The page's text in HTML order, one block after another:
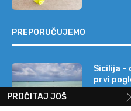
PREPORUČUJEMO
Sicilija –
prvi
onako
PROČITAJ JOŠ